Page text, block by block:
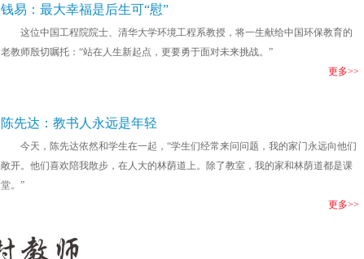
钱易：最大幸福是后生可“慰”
这位中国工程院院士、清华大学环境工程系教授，将一生献给中国环保教育的
老教师殷切嘱托：“站在人生新起点，更要勇于面对未来挑战。”
更多>>
陈先达：教书人永远是年轻
今天，陈先达依然和学生在一起，“学生们经常来问问题，我的家门永远向他们
敞开。他们喜欢陪我散步，在人大的林荫道上。除了教室，我的家和林荫道都是课
堂。”
更多>>